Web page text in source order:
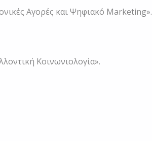
Αγορές και Ψηφιακό Marketing».
Κοινωνιολογία».